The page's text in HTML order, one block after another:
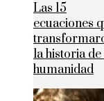
Las 15
ecuaciones
la historia de
humanidad